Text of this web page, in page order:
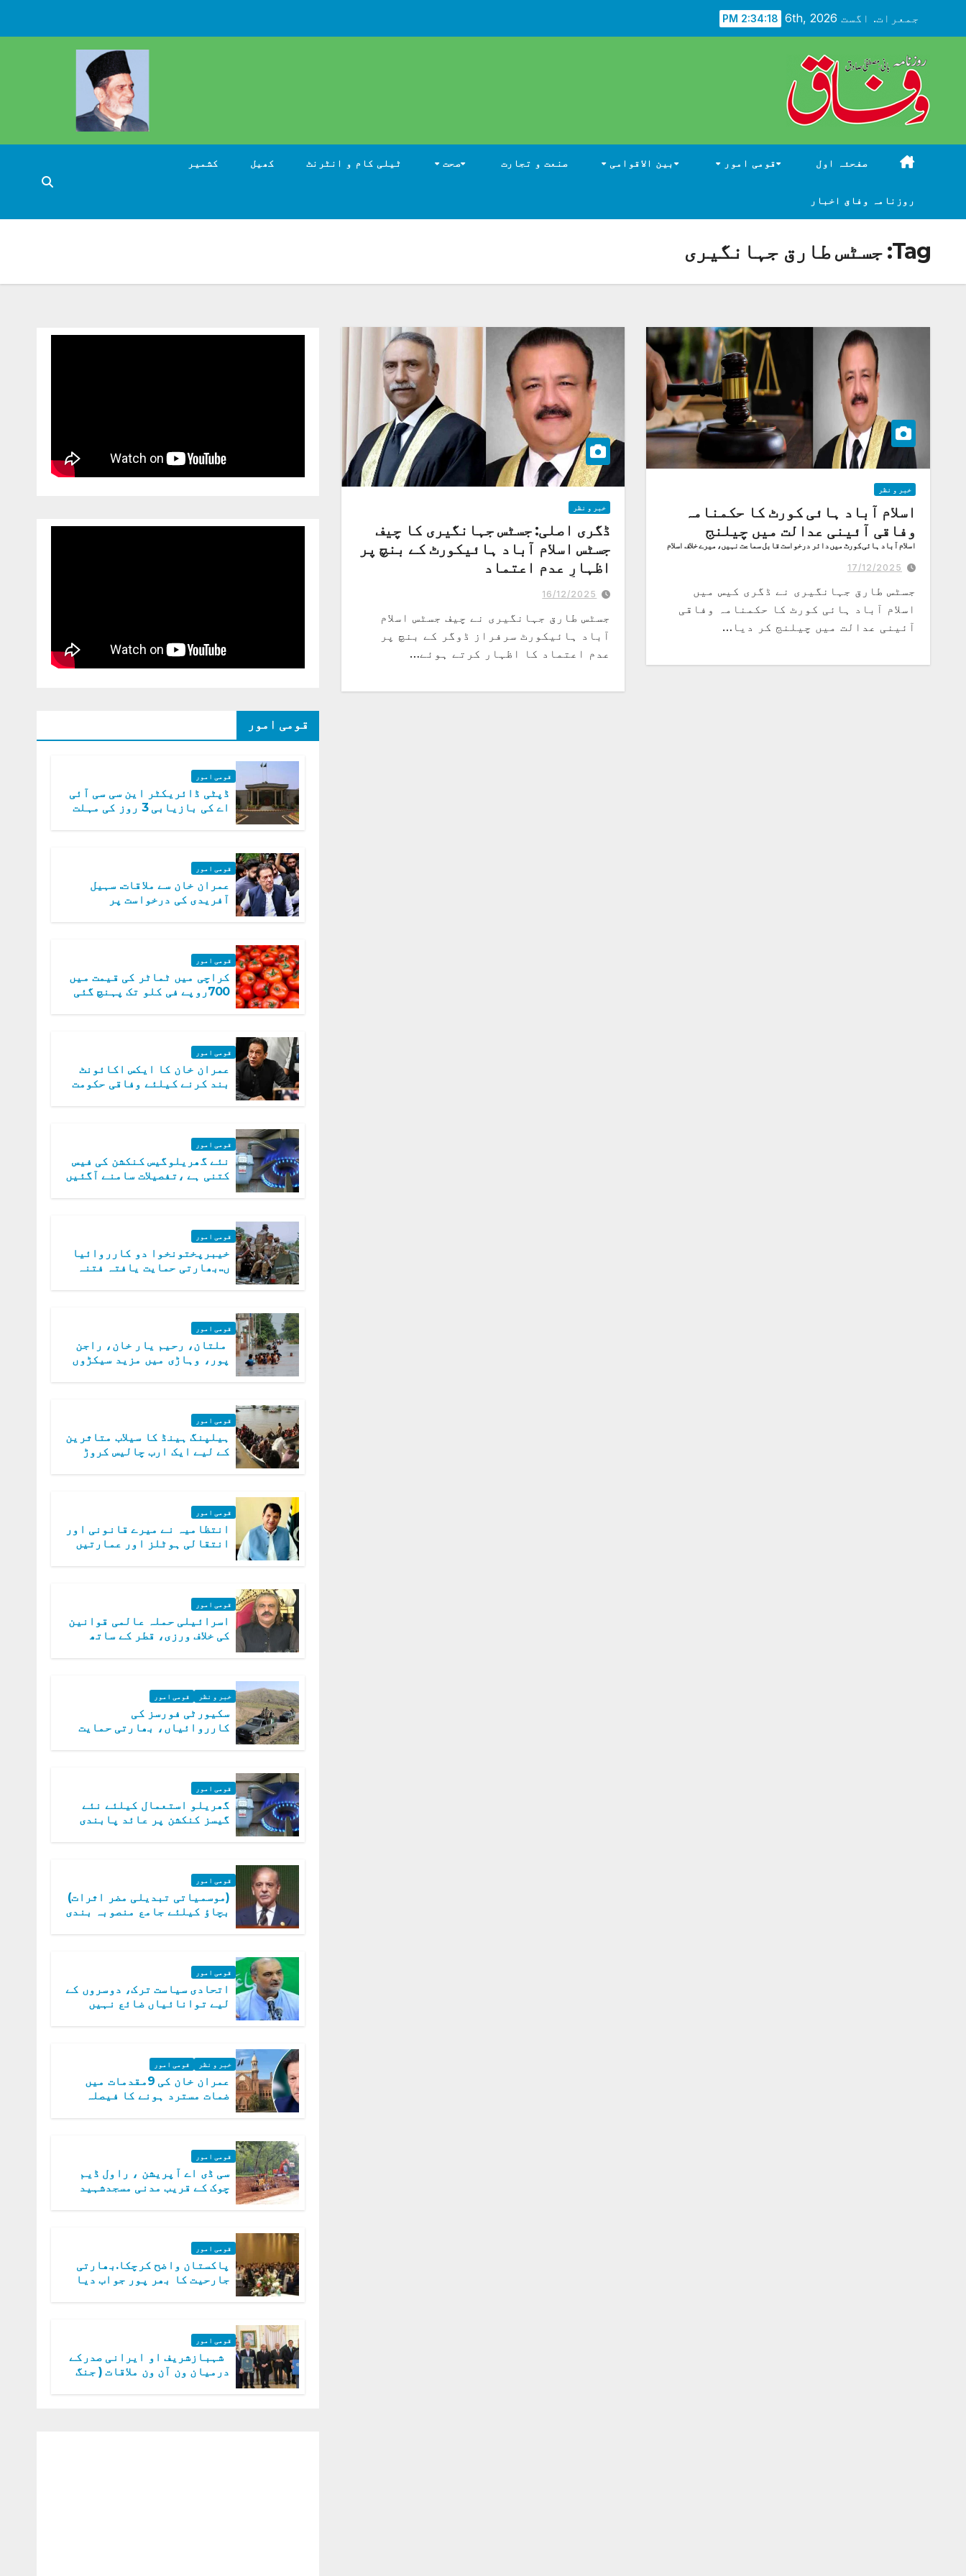
جمعرات. اگست 6th, 2026 2:34:19 PM
صفحئہ اول قومی امور بین الاقوامی صنعت و تجارت صحت ٹیلی کام و انٹرنٹ کھیل کشمیر
روزنامہ وفاق اخبار
Tag: جسٹس طارق جہانگیری
خبر و نظر
اسلام آباد ہائی کورٹ کا حکمنامہ
وفاقی آئینی عدالت میں چیلنج
اسلام آباد ہائی کورٹ میں دائر درخواست قابل سماعت نہیں، میرے خلاف اسلام
17/12/2025
جسٹس طارق جہانگیری نے ڈگری کیس میں
اسلام آباد ہائی کورٹ کا حکمنامہ وفاقی
آئینی عدالت میں چیلنج کر دیا…
خبر و نظر
ڈگری اصلی: جسٹس جہانگیری کا چیف
جسٹس اسلام آباد ہائیکورٹ کے بنچ پر
اظہارِ عدم اعتماد
پٹیشن کی کاپی تک نہیں ہے، 34 سال پرانا کیس ہے،
16/12/2025
جسٹس طارق جہانگیری نے چیف جسٹس اسلام
آباد ہائیکورٹ سرفراز ڈوگر کے بنچ پر
عدم اعتماد کا اظہار کرتے ہوئے…
قومی امور
قومی امور
ڈپٹی ڈائریکٹر این سی سی آئی
اے کی بازیابی 3 روز کی مہلت
قومی امور
عمران خان سے ملاقات. سہیل
آفریدی کی درخواست پر
قومی امور
کراچی میں ٹماٹر کی قیمت میں
700روپے فی کلو تک پہنچ گئی
قومی امور
عمران خان کا ایکس اکائونٹ
بند کرنے کیلئے وفاقی حکومت
قومی امور
نئے گھریلوگیس کنکشن کی فیس
کتنی ہے ،تفصیلات سامنے آگئیں
قومی امور
خیبرپختونخوا دو کارروائیا
ں..بھارتی حمایت یافتہ فتنہ
قومی امور
ملتان، رحیم یار خان، راجن
پور، وہاڑی میں مزید سیکڑوں
قومی امور
ہیلپنگ ہینڈ کا سیلاب متاثرین
کے لیے ایک ارب چالیس کروڑ
قومی امور
انتظامیہ نے میرے قانونی اور
انتقالی ہوٹلز اور عمارتیں
قومی امور
اسرائیلی حملہ عالمی قوانین
کی خلاف ورزی، قطر کے ساتھ
خبر و نظر قومی امور
سکیورٹی فورسز کی
کارروائیاں، بھارتی حمایت
قومی امور
گھریلو استعمال کیلئے نئے
گیسز کنکشن پر عائد پابندی
قومی امور
(موسمیاتی تبدیلی مضر اثرات)
بچاؤ کیلئے جامع منصوبہ بندی
قومی امور
اتحادی سیاست ترک، دوسروں کے
لیے توانائیاں ضائع نہیں
خبر و نظر قومی امور
عمران خان کی 9مقدمات میں
ضمات مسترد ہونے کا فیصلہ
قومی امور
سی ڈی اے آپریشن ، راول ڈیم
چوک کے قریب مدنی مسجدشہید
قومی امور
پاکستان واضح کرچکا.بھارتی
جارحیت کا بھر پور جواب دیا
قومی امور
شہبازشریف او ایرانی صدرکے
درمیان ون آن ون ملاقات ( جنگ